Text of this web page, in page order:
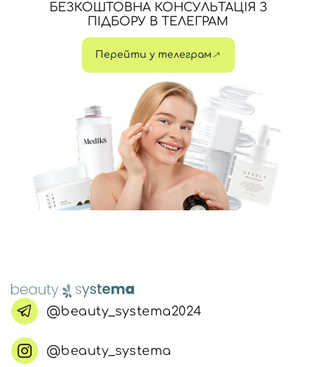
БЕЗКОШТОВНА КОНСУЛЬТАЦІЯ З
ПІДБОРУ В ТЕЛЕГРАМ
Перейти у телеграм
@beauty_systema2024
@beauty_systema